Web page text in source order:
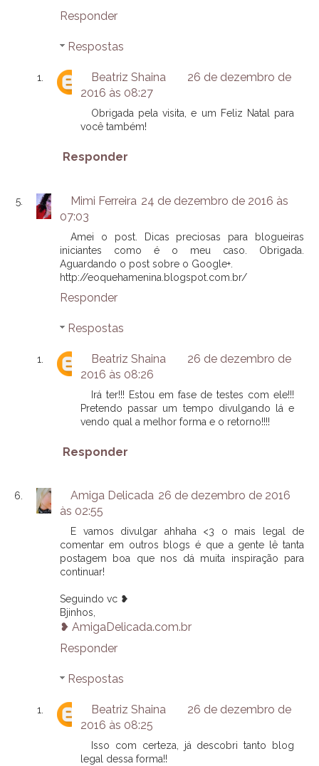
Responder
Respostas
Beatriz Shaina
26 de dezembro de
2016 às 08:27
Obrigada pela visita, e um Feliz Natal para
você também!
Responder
Mimi Ferreira 24 de dezembro de 2016 às
07:03
Amei o post. Dicas preciosas para blogueiras
iniciantes como é o meu caso. Obrigada.
Aguardando o post sobre o Google+.
http://eoquehamenina.blogspot.com.br/
Responder
Respostas
Beatriz Shaina
26 de dezembro de
2016 às 08:26
Irá ter!!! Estou em fase de testes com ele!!!
Pretendo passar um tempo divulgando lá e
vendo qual a melhor forma e o retorno!!!!
Responder
Amiga Delicada 26 de dezembro de 2016
às 02:55
E vamos divulgar ahhaha <3 o mais legal de
comentar em outros blogs é que a gente lê tanta
postagem boa que nos dá muita inspiração para
continuar!
Seguindo vc ❥
Bjinhos,
❥ AmigaDelicada.com.br
Responder
Respostas
Beatriz Shaina
26 de dezembro de
2016 às 08:25
Isso com certeza, já descobri tanto blog
legal dessa forma!!